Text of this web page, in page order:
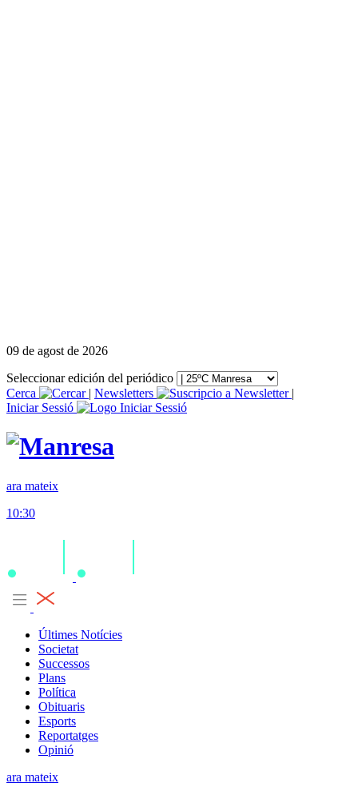
09 de agost de 2026
Seleccionar edición del periódico
Cerca
| Newsletters
|
Iniciar Sessió
ara mateix
10:30
Últimes Notícies
Societat
Successos
Plans
Política
Obituaris
Esports
Reportatges
Opinió
ara mateix